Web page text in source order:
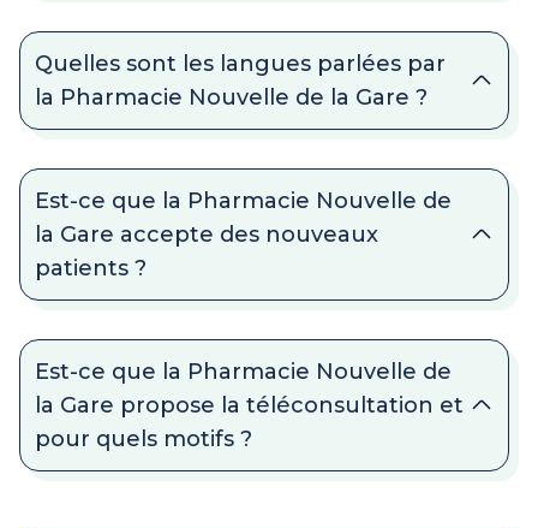
Quelles sont les langues parlées par
la Pharmacie Nouvelle de la Gare ?
Est-ce que la Pharmacie Nouvelle de
la Gare accepte des nouveaux
patients ?
Est-ce que la Pharmacie Nouvelle de
la Gare propose la téléconsultation et
pour quels motifs ?